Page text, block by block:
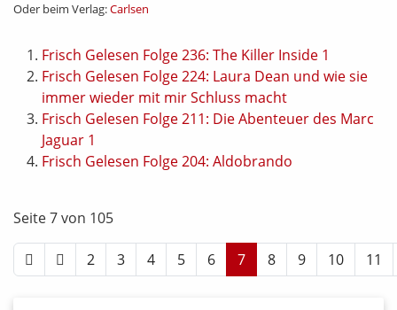
Oder beim Verlag:Carlsen
Frisch Gelesen Folge 236: The Killer Inside 1
Frisch Gelesen Folge 224: Laura Dean und wie sie
immer wieder mit mir Schluss macht
Frisch Gelesen Folge 211: Die Abenteuer des Marc
Jaguar 1
Frisch Gelesen Folge 204: Aldobrando
Seite 7 von 105
2 3 4 5 6 7 8 9 10 11